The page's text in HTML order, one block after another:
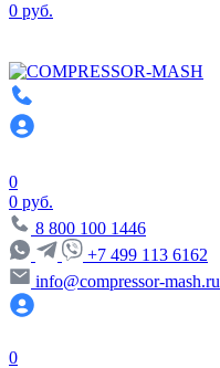
0 руб.
0
0 руб.
8 800 100 1446
+7 499 113 6162
info@compressor-mash.ru
0